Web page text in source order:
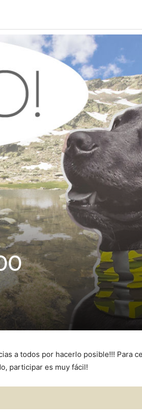
a todos por hacerlo posible!!! Para
participar es muy fácil!